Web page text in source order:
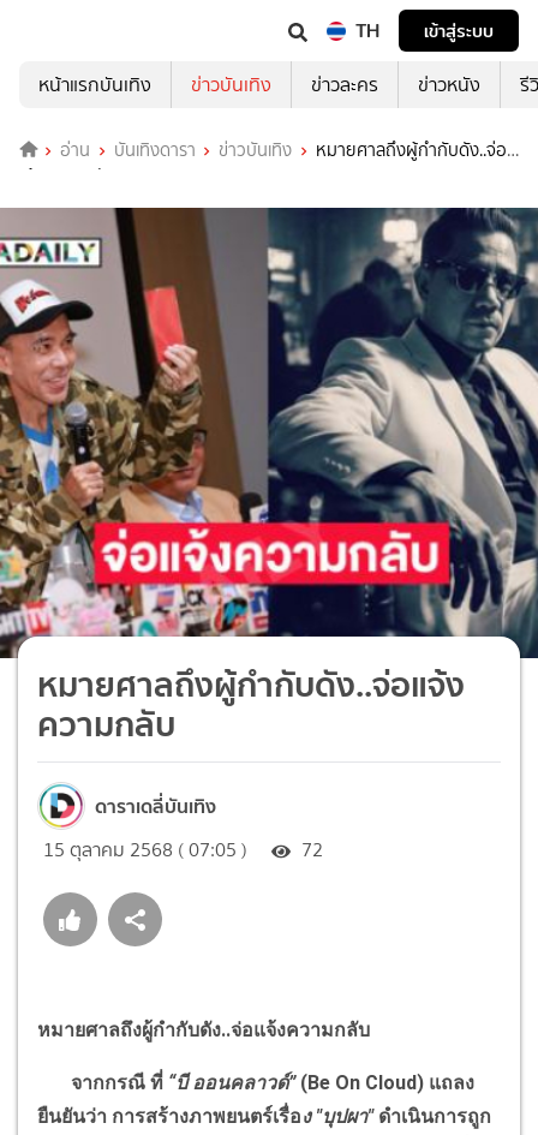
TH
เข้าสู่ระบบ
หน้าแรกบันเทิง
ข่าวบันเทิง ข่าวละคร ข่าวหนัง รี
อ่าน บันเทิงดารา ข่าวบันเทิง
หมายศาลถึงผู้กำกับดัง..จ่อ
แจ้งความกลับ
หมายศาลถึงผู้กำกับดัง..จ่อแจ้ง
ความกลับ
ดาราเดลี่บันเทิง
15 ตุลาคม 2568 ( 07:05 ) 72
หมายศาลถึงผู้กำกับดัง..จ่อแจ้งความกลับ
จากกรณี ที่ “บี ออนคลาวด์” (Be On Cloud) แถลง
ยืนยันว่า การสร้างภาพยนตร์เรื่อง "บุปผา"ดำเนินการถูก